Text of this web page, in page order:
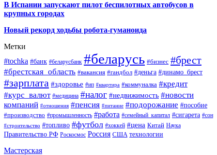
В Испании запускают пилот беспилотных автобусов в
крупных городах
Новый рекорд ходьбы робота-гуманоида
Метки
#tochka #банк #беларусбанк #беларусь #бизнес #брест
#брестская_область #вакансия #гандбол #деньга #динамо_брест
#зарплата #здоровье #ип #квартира #коммуналка #кредит
#курс_валют #медицина #налог #недвижимость #новости
компаний #отношения #пенсия #питание #подорожание #пособие
#производство #промышленность #работа #семейный_капитал #сигарета #сон
#строительство #топливо #футбол #хоккей #цена Китай Наука
Правительство РФ Роскосмос Россия США технологии
Мастерская